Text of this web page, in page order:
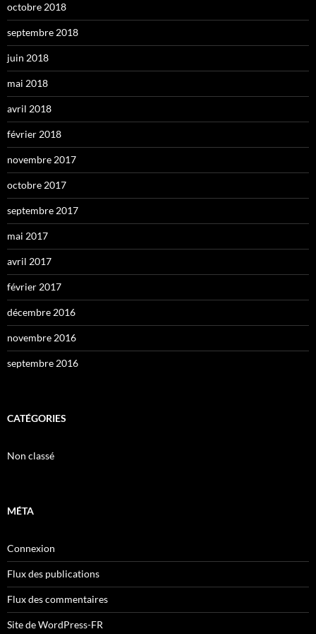
octobre 2018
septembre 2018
juin 2018
mai 2018
avril 2018
février 2018
novembre 2017
octobre 2017
septembre 2017
mai 2017
avril 2017
février 2017
décembre 2016
novembre 2016
septembre 2016
CATÉGORIES
Non classé
MÉTA
Connexion
Flux des publications
Flux des commentaires
Site de WordPress-FR